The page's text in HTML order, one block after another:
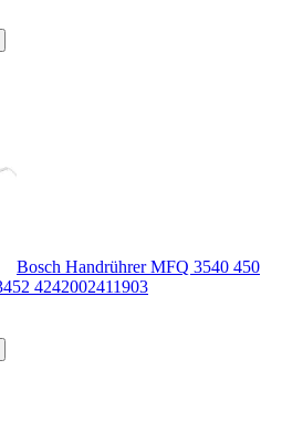
Bosch Handrührer MFQ 3540 450
4242002411903